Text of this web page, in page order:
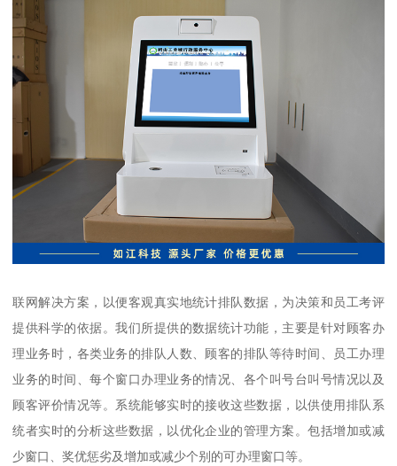
联网解决方案，以便客观真实地统计排队数据，为决策和员工考评
提供科学的依据。我们所提供的数据统计功能，主要是针对顾客办
理业务时，各类业务的排队人数、顾客的排队等待时间、员工办理
业务的时间、每个窗口办理业务的情况、各个叫号台叫号情况以及
顾客评价情况等。系统能够实时的接收这些数据，以供使用排队系
统者实时的分析这些数据，以优化企业的管理方案。包括增加或减
少窗口、奖优惩劣及增加或减少个别的可办理窗口等。